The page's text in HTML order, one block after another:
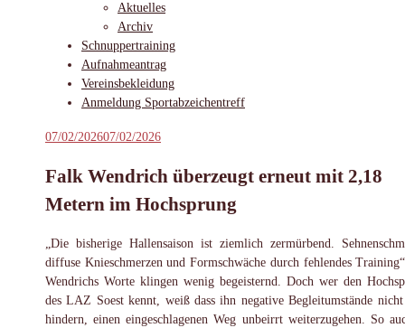
Aktuelles
Archiv
Schnuppertraining
Aufnahmeantrag
Vereinsbekleidung
Anmeldung Sportabzeichentreff
Veröffentlicht
07/02/202607/02/2026
Falk Wendrich überzeugt erneut mit 2,18
Metern im Hochsprung
„Die bisherige Hallensaison ist ziemlich zermürbend.
diffuse Knieschmerzen und Formschwäche durch fehlendes
Wendrichs Worte klingen wenig begeisternd. Doch wer den
des LAZ Soest kennt, weiß dass ihn negative Begleitumstände nicht
hindern, einen eingeschlagenen Weg unbeirrt weiterzugehen. So